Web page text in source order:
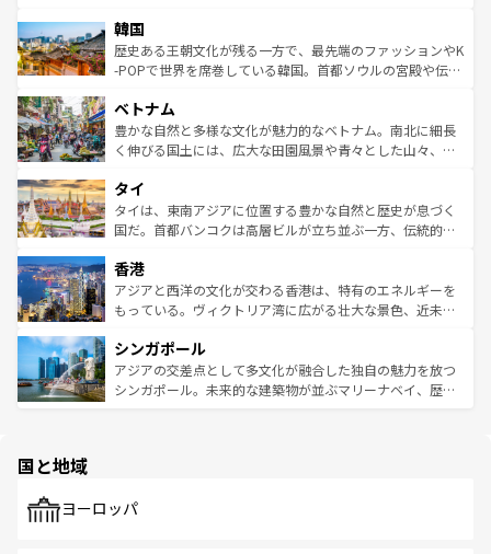
ワイを、存分に味わってほしい。 なお、新着のハワイ情報
はコンテンツ一覧を参照してほしい。
いる。アクティビティも充実しており、サーフィンやダイ
ビング、ハイキングなど、アウトドア好きにはたまらな
い。オーストラリアの多彩な魅力を存分に味わいつくそ
参照してほしい。
ン）、静ひつな山岳地帯である台湾東部など、都市の喧騒
と山間の静けさが共存しており、訪れる人に新しい発見と
驚きをもたらしてくれる。また、奥深い台湾の食文化も魅
容にもいいと評判のスイーツなど、バラエティ豊かな料理
が味わえる。 なお、新着の台湾情報は コンテンツ一覧を参
照してほしい。
韓国
歴史ある王朝文化が残る一方で、最先端のファッションやK
-POPで世界を席巻している韓国。首都ソウルの宮殿や伝統
き、地方に足を延ばせば四季折々の自然美を楽しむことが
できる。そして、キムチや焼肉、絶品のストリートフード
まで、さまざまな韓国料理が待っている。夜には、韓国な
リティに包まれながら、韓国の多彩な魅力を心ゆくまで味
わってみてほしい。 なお、新着の韓国情報はコンテンツ一
覧を参照してほしい。
ベトナム
豊かな自然と多様な文化が魅力的なベトナム。南北に細長
く伸びる国土には、広大な田園風景や青々とした山々、世
急速な発展と共に伝統が息づく。ハノイの古い町並みやホ
ーチミン市のフランス統治時代の建物も、独特の雰囲気を
醸し出している。また、バラエティの豊かさとおいしさで
とつ。フォーやバインミー、ベトナムコーヒーなどは、ぜ
ひ現地で味わいたい。どの地域を訪れてもあたたかい人々
が旅行者を迎えてくれるので、きっと忘れられない旅にな
参照してほしい。
タイ
タイは、東南アジアに位置する豊かな自然と歴史が息づく
国だ。首都バンコクは高層ビルが立ち並ぶ一方、伝統的な
の活気が交差している。北部ではチェンマイなどの山岳地
帯で自然と触れ合い、南部ではプーケットやクラビの美し
いビーチでリゾート気分を楽しむことができる。タイ料理
激する。気候は一年中温暖で、どの季節にも異なる楽しみ
が待っている。親しみやすいタイの人々、仏教を中心とし
た文化、そして多様な観光資源が、訪れる旅人を魅了し続
香港
アジアと西洋の文化が交わる香港は、特有のエネルギーを
もっている。ヴィクトリア湾に広がる壮大な景色、近未来
み、どこを訪れても感動するはず。観光スポットが密集し
ており、効率よく見どころを回れるのも魅力。息をのむよ
うな絶景から文化的な体験まで、香港を存分に楽しみ尽く
シンガポール
アジアの交差点として多文化が融合した独自の魅力を放つ
シンガポール。未来的な建築物が並ぶマリーナベイ、歴史
で、ホーカーズは地元の風情を楽しめる外せないスポット
国と地域
ヨーロッパ